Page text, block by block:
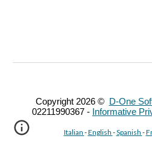
Copyright 2026© D-One
02211990367 - Informative
Italian -English -Spanish -